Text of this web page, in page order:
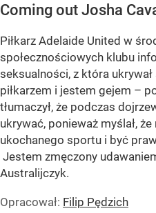
Coming out Josha
Piłkarz Adelaide United w
społecznościowych klubu
seksualności, z która
piłkarzem i jestem gejem –
tłumaczył, że podczas
ukrywać, ponieważ myślał,
ukochanego sportu i być
Jestem zmęczony
Australijczyk.
Opracował: Filip Pędzich